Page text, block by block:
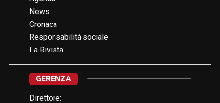
News
Cronaca
Responsabilità sociale
La Rivista
GERENZA
Direttore: